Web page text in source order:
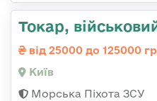
Токаp,
від 25000 до 125000
Київ
Морська Піхота ЗСУ